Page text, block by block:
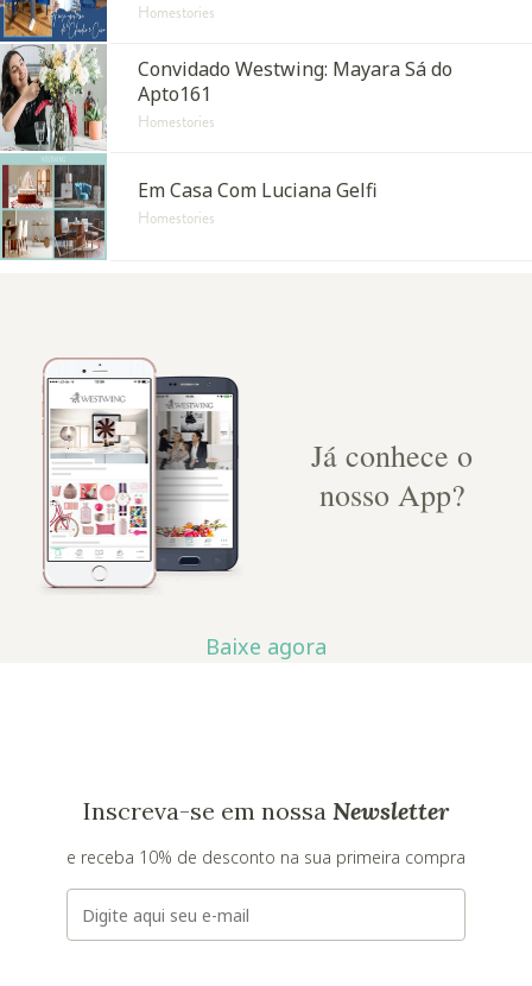
Homestories
Convidado Westwing: Mayara Sá do
Apto161
Homestories
Em Casa Com Luciana Gelfi
Homestories
Já conhece o
nosso App?
Baixe agora
Inscreva-se em nossa Newsletter
e receba 10% de desconto na sua primeira compra
E-mail